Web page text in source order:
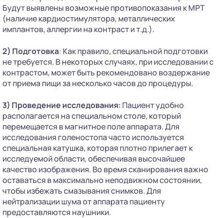
Будут выявлены возможные противопоказания к МРТ
(наличие кардиостимулятора, металлических
имплантов, аллергии на контраст и т.д.).
2) Подготовка: Как правило, специальной подготовки
не требуется. В некоторых случаях, при исследовании с
контрастом, может быть рекомендовано воздержание
от приема пищи за несколько часов до процедуры.
3) Проведение исследования: Пациент удобно
располагается на специальном столе, который
перемещается в магнитное поле аппарата. Для
исследования голеностопа часто используется
специальная катушка, которая плотно прилегает к
исследуемой области, обеспечивая высочайшее
качество изображения. Во время сканирования важно
оставаться в максимально неподвижном состоянии,
чтобы избежать смазывания снимков. Для
нейтрализации шума от аппарата пациенту
предоставляются наушники.